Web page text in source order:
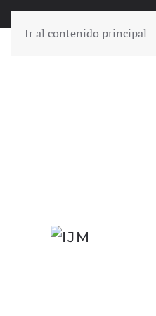
Ir al contenido principal